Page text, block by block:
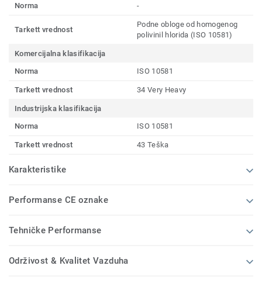
Norma
-
Tarkett vrednost
Podne obloge od homogenog
polivinil hlorida (ISO 10581)
Komercijalna klasifikacija
Norma
ISO 10581
Tarkett vrednost 34 Very Heavy
Industrijska klasifikacija
Norma
ISO 10581
Tarkett vrednost 43 Teška
Karakteristike
Performanse CE oznake
Tehničke Performanse
Održivost & Kvalitet Vazduha